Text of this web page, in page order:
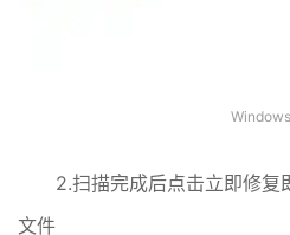
2.扫描完成后点击立即修复
文件